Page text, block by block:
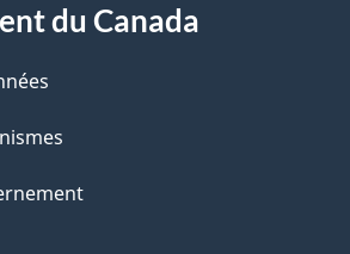
du Canada